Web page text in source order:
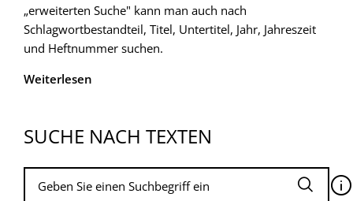
„erweiterten Suche" kann man auch nach
Schlagwortbestandteil, Titel, Untertitel, Jahr, Jahreszeit
und Heftnummer suchen.
Weiterlesen
SUCHE NACH TEXTEN
🛈